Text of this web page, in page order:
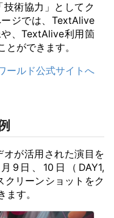
術協力」としてク
ジでは、TextAlive
、TextAlive利用箇
ができます。
ールド公式サイトへ
が活用された演目を
9日、10日（DAY1,
クリーンショットをク
す。